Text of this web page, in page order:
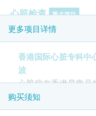
心脏检查 重点项目
静态心电图
血脂
糖尿 重点项目
更多项目详情
香港国际心脏专科
波
心脏病在香港最常
泛指各类与心脏有
心病（冠状动脉心
购买须知